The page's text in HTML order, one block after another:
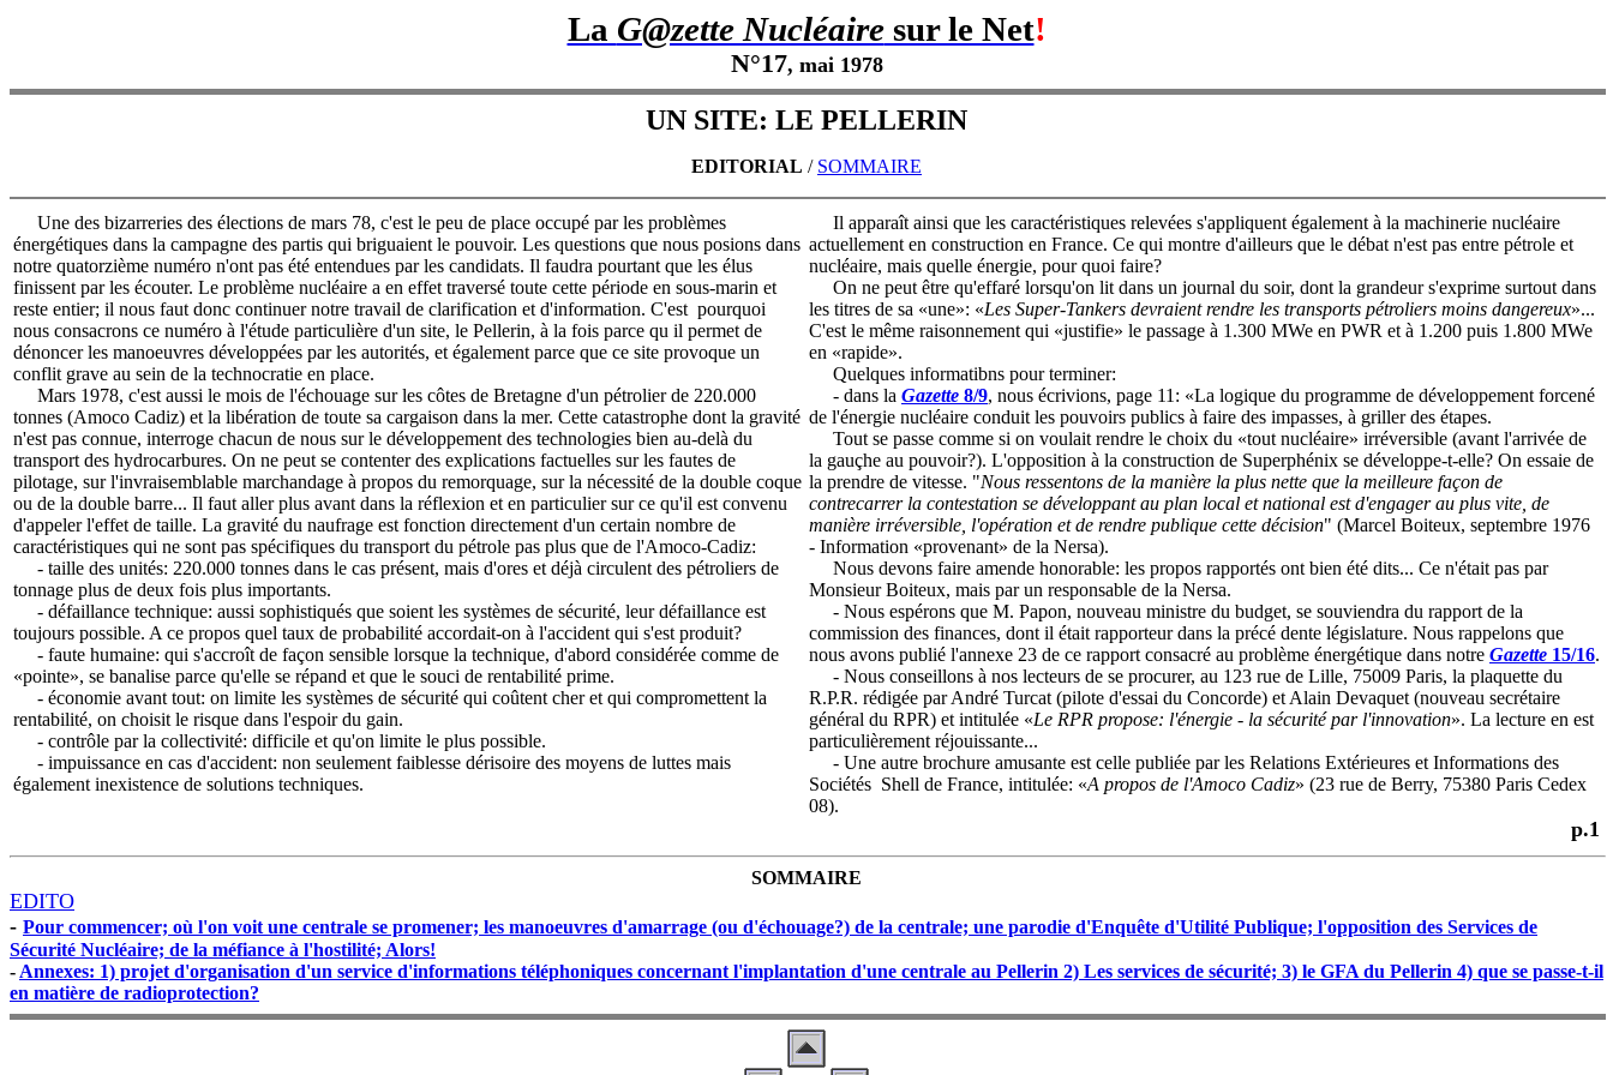
La G@zette Nucléairesur le Net!
N°17, mai1978
UN SITE: LE PELLERIN
EDITORIAL / SOMMAIRE
Une des bizarreries des élections de mars 78, c'est le peu de place occupé par les problèmes
énergétiques dans la campagne des partis qui briguaient le pouvoir. Les questions que nous posions dans
notre quatorzième numéro n'ont pas été entendues par les candidats. Il faudra pourtant que les élus
finissent par les écouter. Le problème nucléaire a en effet traversé toute cette période en sous-marin et
reste entier; il nous faut donc continuer notre travail de clarification et d'information. C'est pourquoi
nous consacrons ce numéro à l'étude particulière d'un site, le Pellerin, à la fois parce qu il permet de
dénoncer les manoeuvres développées par les autorités, et également parce que ce site provoque un
conflit grave au sein de la technocratie en place.
Mars 1978, c'est aussi le mois de l'échouage sur les côtes de Bretagne d'un pétrolier de 220.000
tonnes (Amoco Cadiz) et la libération de toute sa cargaison dans la mer. Cette catastrophe dont la gravité
n'est pas connue, interroge chacun de nous sur le développement des technologies bien au-delà du
transport des hydrocarbures. On ne peut se contenter des explications factuelles sur les fautes de
pilotage, sur l'invraisemblable marchandage à propos du remorquage, sur la nécessité de la double coque
ou de la double barre... Il faut aller plus avant dans la réflexion et en particulier sur ce qu'il est convenu
d'appeler l'effet de taille. La gravité du naufrage est fonction directement d'un certain nombre de
caractéristiques qui ne sont pas spécifiques du transport du pétrole pas plus que de l'Amoco-Cadiz:
- taille des unités: 220.000 tonnes dans le cas présent, mais d'ores et déjà circulent des pétroliers de
tonnage plus de deux fois plus importants.
- défaillance technique: aussi sophistiqués que soient les systèmes de sécurité, leur défaillance est
toujours possible. A ce propos quel taux de probabilité accordait-on à l'accident qui s'est produit?
- faute humaine: qui s'accroît de façon sensible lorsque la technique, d'abord considérée comme de
«pointe», se banalise parce qu'elle se répand et que le souci de rentabilité prime.
- économie avant tout: on limite les systèmes de sécurité qui coûtent cher et qui compromettent la
rentabilité, on choisit le risque dans l'espoir du gain.
- contrôle par la collectivité: difficile et qu'on limite le plus possible.
- impuissance en cas d'accident: non seulement faiblesse dérisoire des moyens de luttes mais
également inexistence de solutions techniques.
Il apparaît ainsi que les caractéristiques relevées s'appliquent également à la machinerie nucléaire
actuellement en construction en France. Ce qui montre d'ailleurs que le débat n'est pas entre pétrole et
nucléaire, mais quelle énergie, pour quoi faire?
On ne peut être qu'effaré lorsqu'on lit dans un journal du soir, dont la grandeur s'exprime surtout dans
les titres de sa «une»: «Les Super-Tankers devraient rendre les transports pétroliers moins dangereux»...
C'est le même raisonnement qui «justifie» le passage à 1.300 MWe en PWR et à 1.200 puis 1.800 MWe
en «rapide».
Quelques informatibns pour terminer:
- dans la Gazette 8/9, nous écrivions, page 11: «La logique du programme de développement forcené
de l'énergie nucléaire conduit les pouvoirs publics à faire des impasses, à griller des étapes.
Tout se passe comme si on voulait rendre le choix du «tout nucléaire» irréversible (avant l'arrivée de
la gauçhe au pouvoir?). L'opposition à la construction de Superphénix se développe-t-elle? On essaie de
la prendre de vitesse. "Nous ressentons de la manière la plus nette que la meilleure façon de
contrecarrer la contestation se développant au plan local et national est d'engager au plus vite, de
manière irréversible, l'opération et de rendre publique cette décision" (Marcel Boiteux, septembre 1976
- Information «provenant» de la Nersa).
Nous devons faire amende honorable: les propos rapportés ont bien été dits... Ce n'était pas par
Monsieur Boiteux, mais par un responsable de la Nersa.
- Nous espérons que M. Papon, nouveau ministre du budget, se souviendra du rapport de la
commission des finances, dont il était rapporteur dans la précé dente législature. Nous rappelons que
nous avons publié l'annexe 23 de ce rapport consacré au problème énergétique dans notre Gazette 15/16.
- Nous conseillons à nos lecteurs de se procurer, au 123 rue de Lille, 75009 Paris, la plaquette du
R.P.R. rédigée par André Turcat (pilote d'essai du Concorde) et Alain Devaquet (nouveau secrétaire
général du RPR) et intitulée «Le RPR propose: l'énergie - la sécurité par l'innovation». La lecture en est
particulièrement réjouissante...
- Une autre brochure amusante est celle publiée par les Relations Extérieures et Informations des
Sociétés Shell de France, intitulée: «A propos de l'Amoco Cadiz» (23 rue de Berry, 75380 Paris Cedex
08).
p.1
SOMMAIRE
EDITO
- Pour commencer; où l'on voit une centrale se promener; les manoeuvres d'amarrage (ou d'échouage?) de la centrale; une parodie d'Enquête d'Utilité Publique; l'opposition des Services de
Sécurité Nucléaire; de la méfiance à l'hostilité; Alors!
- Annexes: 1) projet d'organisation d'un service d'informations téléphoniques concernant l'implantation d'une centrale au Pellerin 2) Les services de sécurité; 3) le GFA du Pellerin 4) que se passe-t-il
en matière de radioprotection?